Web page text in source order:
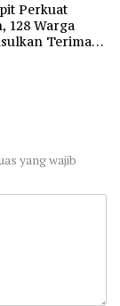
Perkuat
128 Warga
Terima
yang wajib